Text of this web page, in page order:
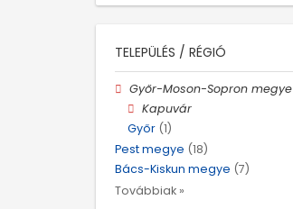
TELEPÜLÉS / RÉGIÓ
Győr-Moson-Sopron megye
Kapuvár
Győr (1)
Pest megye (18)
Bács-Kiskun megye (7)
Továbbiak »